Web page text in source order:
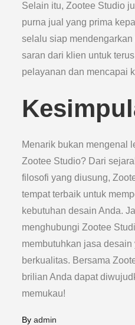
Selain itu, Zootee Studio
purna jual yang prima
selalu siap
saran dari klien untuk
pelayanan dan mencapai
Menarik bukan mengenal
Zootee Studio? Dari
filosofi yang diusung,
tempat terbaik untuk
kebutuhan desain Anda.
menghubungi Zootee
membutuhkan jasa desain
berkualitas. Bersama
brilian Anda dapat
memukau!
Byadmin